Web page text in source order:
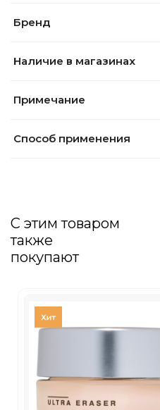
Бренд
Наличие в магазинах
Примечание
Способ применения
С этим товаром
также
покупают